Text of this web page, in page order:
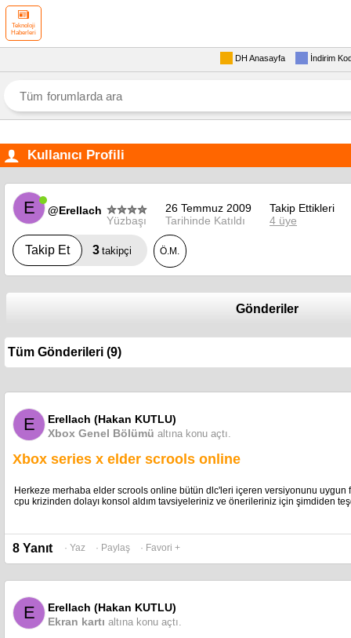
Teknoloji
Haberleri
DH Anasayfa İndirim
Kullanıcı Profili
E @Erellach
Yüzbaşı
26 Temmuz 2009
Tarihinde Katıldı
Takip Ettikleri
4 üye
Takip Et 3 takipçi Ö.M.
Gönderiler
E
Erellach (Hakan KUTLU)
Xbox Genel Bölümü altına konu açtı.
Xbox series x elder scrools online
Herkeze merhaba elder scrools online bütün dlc'leri içeren versiyonunu uygun
cpu krizinden dolayı konsol aldım tavsiyeleriniz ve önerileriniz için şimdiden
8 Yanıt · Yaz · Paylaş · Favori +
E
Erellach (Hakan KUTLU)
Ekran kartı altına konu açtı.